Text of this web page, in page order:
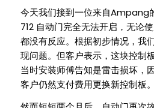
今天我们接到一位来自Ampang
712 自动门完全无法开启，无论
都没有反应。根据初步情况，我
现问题。但客户表示，这块控制
当时安装师傅告知是雷击损坏，
客户仍然支付费用更换新控制板。